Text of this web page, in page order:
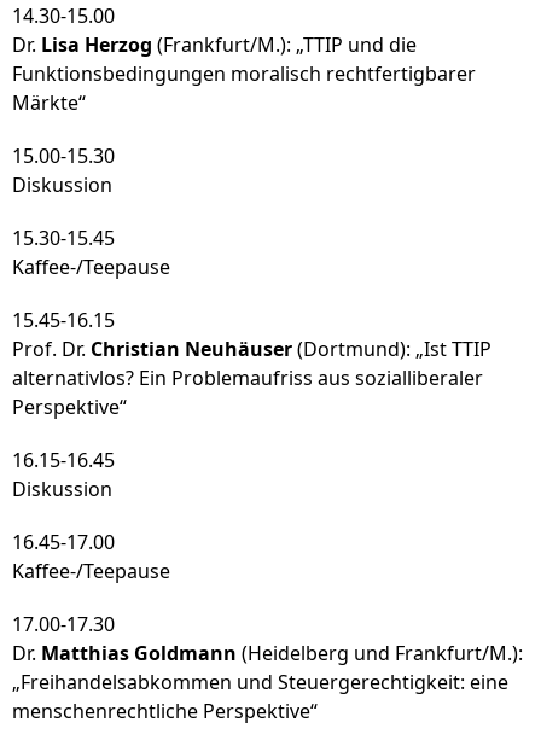
14.30-15.00
Dr. Lisa Herzog (Frankfurt/M.): „TTIP und die
Funktionsbedingungen moralisch rechtfertigbarer
Märkte“
15.00-15.30
Diskussion
15.30-15.45
Kaffee-/Teepause
15.45-16.15
Prof. Dr. Christian Neuhäuser(Dortmund): „Ist TTIP
alternativlos? Ein Problemaufriss aus sozialliberaler
Perspektive“
16.15-16.45
Diskussion
16.45-17.00
Kaffee-/Teepause
17.00-17.30
Dr. Matthias Goldmann (Heidelberg und Frankfurt/M.):
„Freihandelsabkommen und Steuergerechtigkeit: eine
menschenrechtliche Perspektive“